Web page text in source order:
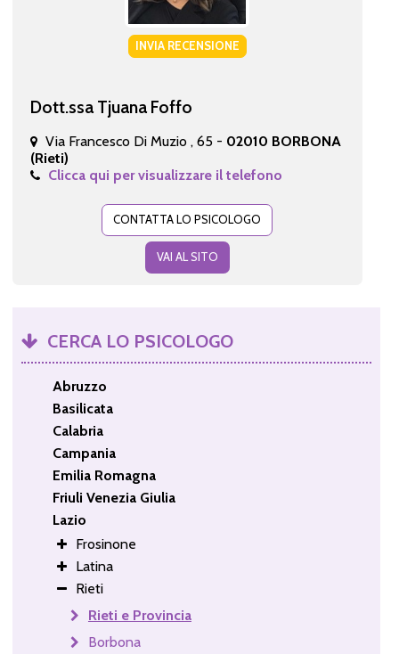
INVIA RECENSIONE
Dott.ssa Tjuana Foffo
Via Francesco Di Muzio , 65 - 02010 BORBONA
(Rieti)
Clicca qui per visualizzare il telefono
CONTATTA LO PSICOLOGO
VAI AL SITO
CERCA LO PSICOLOGO
Abruzzo
Basilicata
Calabria
Campania
Emilia Romagna
Friuli Venezia Giulia
Lazio
Frosinone
Latina
Rieti
Rieti e Provincia
Borbona